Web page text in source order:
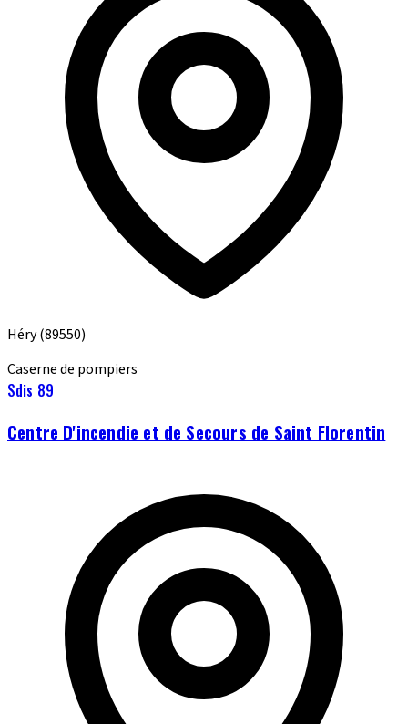
Héry(89550)
Caserne de pompiers
Sdis 89
Centre D'incendie et de Secours de Saint Florentin